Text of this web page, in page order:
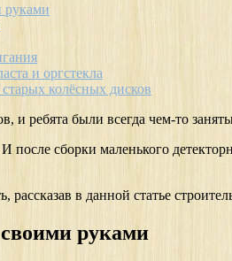
руками
и оргстекла
колёсных дисков
ребята были всегда чем-то
сборки маленького
в данной статье
руками